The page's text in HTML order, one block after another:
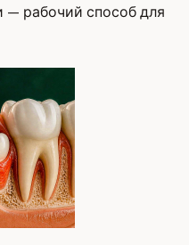
— рабочий способ для